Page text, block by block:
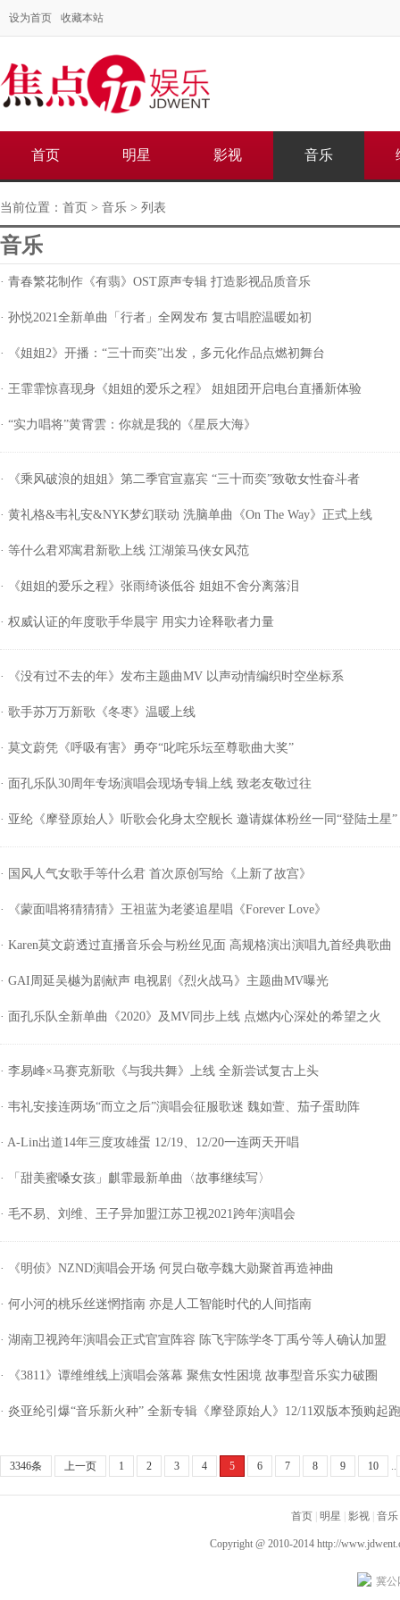
设为首页 收藏本站
首页 明星 影视 音乐
当前位置： 首页 > 音乐 > 列表
音乐
· 青春繁花制作《有翡》OST原声专辑 打造影视品质音乐
· 孙悦2021全新单曲「行者」全网发布 复古唱腔温暖如初
· 《姐姐2》开播：“三十而奕”出发，多元化作品点燃初舞台
· 王霏霏惊喜现身《姐姐的爱乐之程》 姐姐团开启电台直播新体验
· “实力唱将”黄霄雲：你就是我的《星辰大海》
· 《乘风破浪的姐姐》第二季官宣嘉宾 “三十而奕”致敬女性奋斗者
· 黄礼格&韦礼安&NYK梦幻联动 洗脑单曲《On The Way》正式上线
· 等什么君邓寓君新歌上线 江湖策马侠女风范
· 《姐姐的爱乐之程》张雨绮谈低谷 姐姐不舍分离落泪
· 权威认证的年度歌手华晨宇 用实力诠释歌者力量
· 《没有过不去的年》发布主题曲MV 以声动情编织时空坐标系
· 歌手苏万万新歌《冬枣》温暖上线
· 莫文蔚凭《呼吸有害》勇夺“叱咤乐坛至尊歌曲大奖”
· 面孔乐队30周年专场演唱会现场专辑上线 致老友敬过往
· 亚纶《摩登原始人》听歌会化身太空舰长 邀请媒体粉丝一同“登陆土星”
· 国风人气女歌手等什么君 首次原创写给《上新了故宫》
· 《蒙面唱将猜猜猜》王祖蓝为老婆追星唱《Forever Love》
· Karen莫文蔚透过直播音乐会与粉丝见面 高规格演出演唱九首经典歌曲
· GAI周延吴樾为剧献声 电视剧《烈火战马》主题曲MV曝光
· 面孔乐队全新单曲《2020》及MV同步上线 点燃内心深处的希望之火
· 李易峰×马赛克新歌《与我共舞》上线 全新尝试复古上头
· 韦礼安接连两场“而立之后”演唱会征服歌迷 魏如萱、茄子蛋助阵
· A-Lin出道14年三度攻雄蛋 12/19、12/20一连两天开唱
· 「甜美蜜嗓女孩」麒霏最新单曲〈故事继续写〉
· 毛不易、刘维、王子异加盟江苏卫视2021跨年演唱会
· 《明侦》NZND演唱会开场 何炅白敬亭魏大勋聚首再造神曲
· 何小河的桃乐丝迷惘指南 亦是人工智能时代的人间指南
· 湖南卫视跨年演唱会正式官宣阵容 陈飞宇陈学冬丁禹兮等人确认加盟
· 《3811》谭维维线上演唱会落幕 聚焦女性困境 故事型音乐实力破圈
· 炎亚纶引爆“音乐新火种” 全新专辑《摩登原始人》12/11双版本预购起跑
3346条 上一页 1 2 3 4 5 6 7 8 9 10 ..
首页 明星 影视 音乐
Copyright @ 2010-2014 http://
冀公